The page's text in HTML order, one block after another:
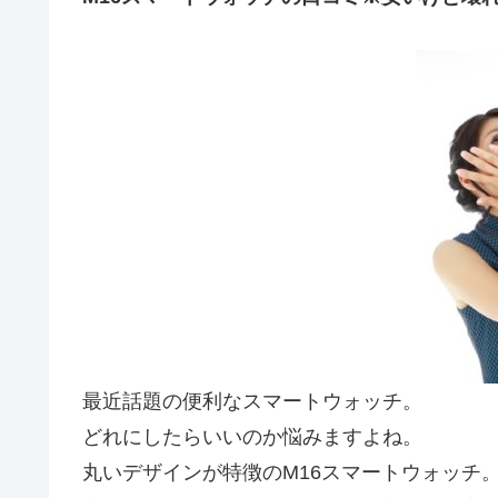
最近話題の便利なスマートウォッチ。
どれにしたらいいのか悩みますよね。
丸いデザインが特徴のM16スマートウォッチ